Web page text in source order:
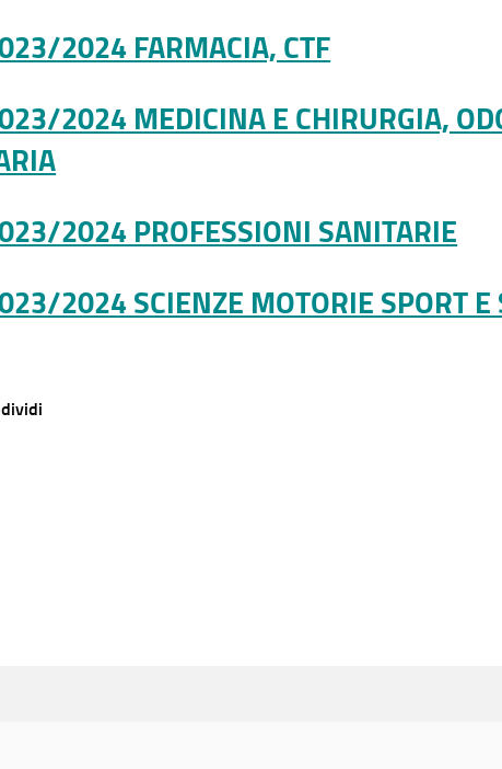
2024 FARMACIA, CTF
2024 MEDICINA E CHIRURGIA,
2024 PROFESSIONI SANITARIE
2024 SCIENZE MOTORIE SPORT E